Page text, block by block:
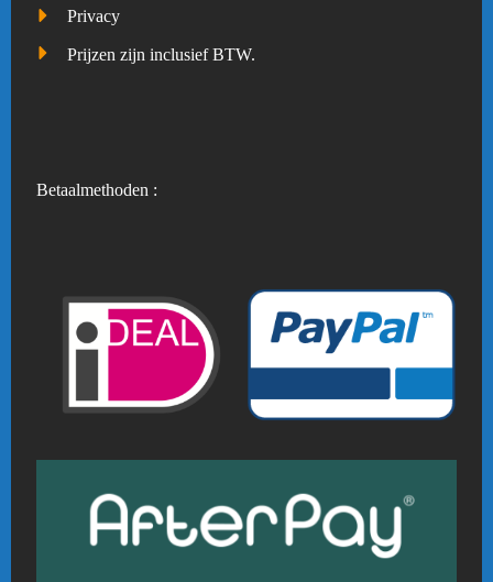
Privacy
Prijzen zijn inclusief BTW.
Betaalmethoden :